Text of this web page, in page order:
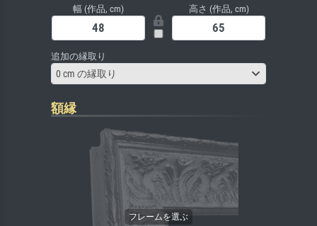
幅 (作品, cm) 高さ (作品, cm)
追加の縁取り
0 cm の縁取り
額縁